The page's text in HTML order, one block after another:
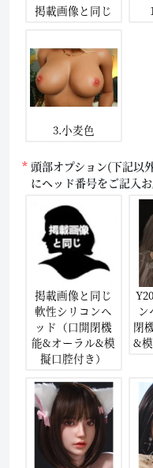
掲載画像と同じ
3.小麦色
頭部オプション(下記以
にヘッド番号をご記入
掲載画像と同じ
軟性シリコンヘ
ッド（口開閉機
能&オーラル&模
擬口腔付き）
ン
閉
&